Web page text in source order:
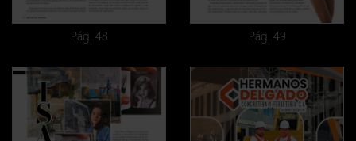
Pág. 48 Pág. 49